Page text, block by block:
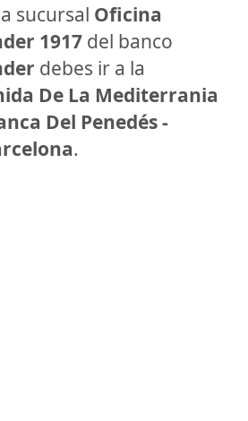
sucursal Oficina
1917 del banco
debes ir a la
De La Mediterrania
Del Penedés -
.